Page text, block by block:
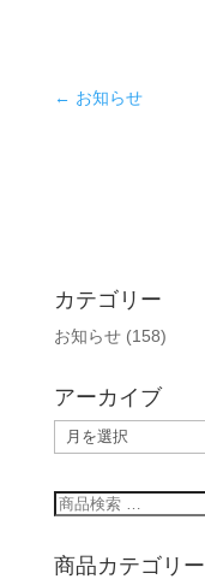
← お知らせ
カテゴリー
お知らせ(158)
アーカイブ
ー
カ
イ
検
対
商品カテゴリー